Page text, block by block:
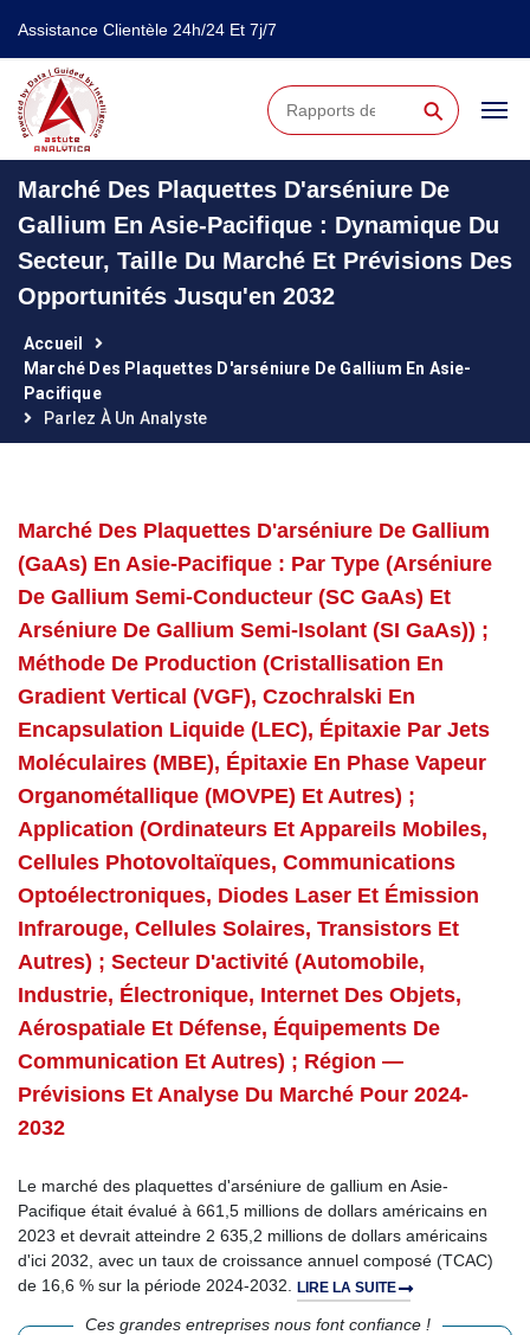
Assistance Clientèle 24h/24 Et 7j/7
⚲
Marché Des Plaquettes D'arséniure De
Gallium En Asie-Pacifique : Dynamique Du
Secteur, Taille Du Marché Et Prévisions Des
Opportunités Jusqu'en 2032
Accueil
Marché Des Plaquettes D'arséniure De Gallium En Asie-
Pacifique
Parlez À Un Analyste
Marché Des Plaquettes D'arséniure De Gallium
(GaAs) En Asie-Pacifique : Par Type (arséniure
De Gallium Semi-Conducteur (SC GaAs) Et
Arséniure De Gallium Semi-Isolant (SI GaAs)) ;
Méthode De Production (cristallisation En
Gradient Vertical (VGF), Czochralski En
Encapsulation Liquide (LEC), Épitaxie Par Jets
Moléculaires (MBE), Épitaxie En Phase Vapeur
Organométallique (MOVPE) Et Autres) ;
Application (ordinateurs Et Appareils Mobiles,
Cellules Photovoltaïques, Communications
Optoélectroniques, Diodes Laser Et Émission
Infrarouge, Cellules Solaires, Transistors Et
Autres) ; Secteur D'activité (automobile,
Industrie, Électronique, Internet Des Objets,
Aérospatiale Et Défense, Équipements De
Communication Et Autres) ; Région —
Prévisions Et Analyse Du Marché Pour 2024-
2032
Le marché des plaquettes d'arséniure de gallium en Asie-
Pacifique était évalué à 661,5 millions de dollars américains en
2023 et devrait atteindre 2 635,2 millions de dollars américains
d'ici 2032, avec un taux de croissance annuel composé (TCAC)
de 16,6 % sur la période 2024-2032. LIRE LA SUITE
Ces grandes entreprises nous font confiance !